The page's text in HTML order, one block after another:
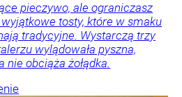
pieczywo, ale ograniczasz
tosty, które w smaku
tradycyjne. Wystarczą trzy
wylądowała pyszna,
nie obciąża żołądka.